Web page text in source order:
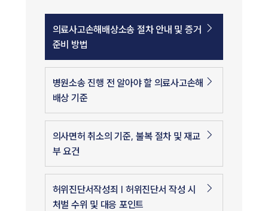
의료사고손해배상소송 절차 안내 및 증거
준비 방법
병원소송 진행 전 알아야 할 의료사고손해
배상 기준
의사면허 취소의 기준, 불복 절차 및 재교
부 요건
허위진단서작성죄 | 허위진단서 작성 시
처벌 수위 및 대응 포인트